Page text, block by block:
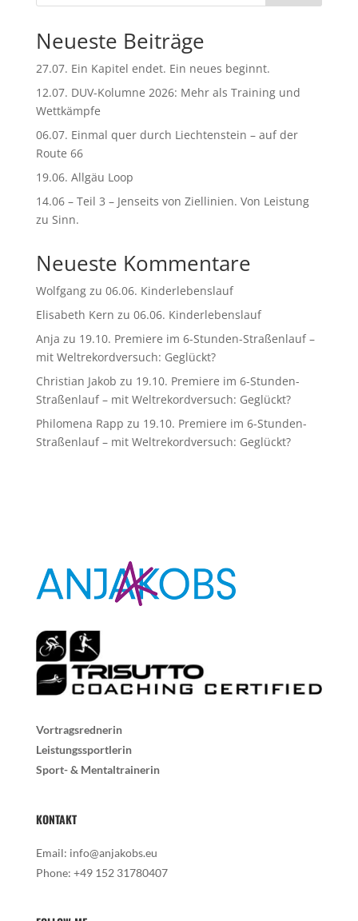
i
e
:
Neueste Beiträge
27.07. Ein Kapitel endet. Ein neues beginnt.
12.07. DUV-Kolumne 2026: Mehr als Training und
Wettkämpfe
06.07. Einmal quer durch Liechtenstein – auf der
Route 66
19.06. Allgäu Loop
14.06 – Teil 3 – Jenseits von Ziellinien. Von Leistung
zu Sinn.
Neueste Kommentare
Wolfgangzu 06.06. Kinderlebenslauf
Elisabeth Kern zu 06.06. Kinderlebenslauf
Anja zu 19.10. Premiere im 6-Stunden-Straßenlauf –
mit Weltrekordversuch: Geglückt?
Christian Jakob zu 19.10. Premiere im 6-Stunden-
Straßenlauf – mit Weltrekordversuch: Geglückt?
Philomena Rapp zu 19.10. Premiere im 6-Stunden-
Straßenlauf – mit Weltrekordversuch: Geglückt?
Vortragsrednerin
Leistungssportlerin
Sport- & Mentaltrainerin
KONTAKT
Email: info@anjakobs.eu
Phone: +49 152 31780407